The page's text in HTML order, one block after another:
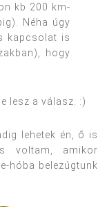
kb 200 km-
Néha úgy
kapcsolat is
hogy
lesz a válasz. :)
lehetek én, ő is
voltam, amikor
hóba belezúgtunk